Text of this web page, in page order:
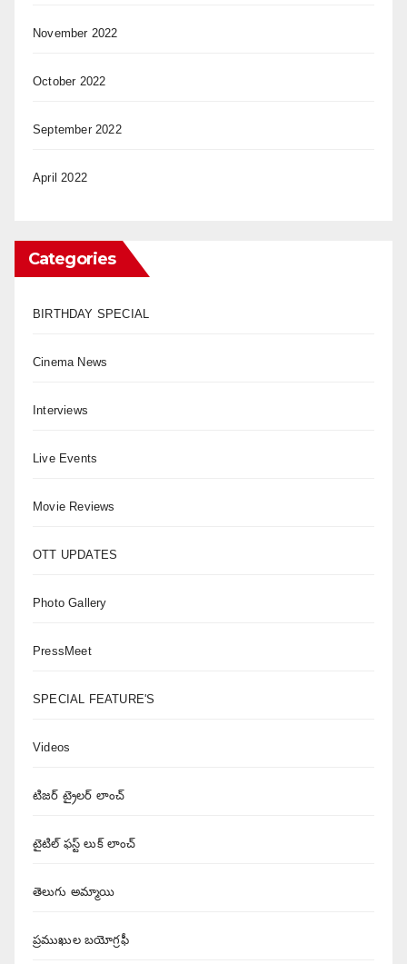
November 2022
October 2022
September 2022
April 2022
Categories
BIRTHDAY SPECIAL
Cinema News
Interviews
Live Events
Movie Reviews
OTT UPDATES
Photo Gallery
PressMeet
SPECIAL FEATURE'S
Videos
టిజర్ ట్రైలర్ లాంచ్
టైటిల్ ఫస్ట్ లుక్ లాంచ్
తెలుగు అమ్మాయి
ప్రముఖుల బయోగ్రఫీ